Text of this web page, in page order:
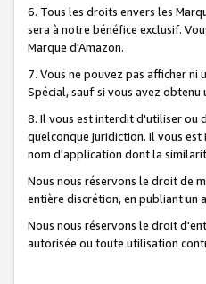
6. Tous les droits envers les
sera à notre bénéfice exclusif.
Marque d'Amazon.
7. Vous ne pouvez pas afficher ni
Spécial, sauf si vous avez
8. Il vous est interdit d'utiliser ou
quelconque juridiction. Il vous
nom d'application dont la
Nous nous réservons le droit de
entière discrétion, en publiant un
Nous nous réservons le droit
autorisée ou toute utilisation